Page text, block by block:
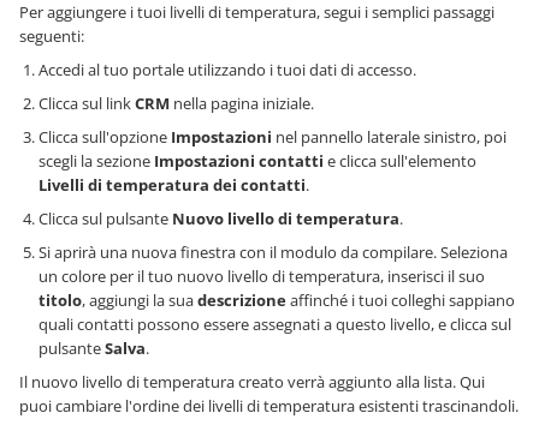
Per aggiungere i tuoi livelli di temperatura, segui i semplici passaggi
seguenti:
Accedi al tuo portale utilizzando i tuoi dati di accesso.
Clicca sul linkCRM nella pagina iniziale.
Clicca sull'opzione Impostazioni nel pannello laterale sinistro, poi
scegli la sezione Impostazioni contatti e clicca sull'elemento
Livelli di temperatura dei contatti.
Clicca sul pulsante Nuovo livello di temperatura.
Si aprirà una nuova finestra con il modulo da compilare. Seleziona
un colore per il tuo nuovo livello di temperatura, inserisci il suo
titolo, aggiungi la suadescrizioneaffinché i tuoi colleghi sappiano
quali contatti possono essere assegnati a questo livello, e clicca sul
pulsanteSalva.
Il nuovo livello di temperatura creato verrà aggiunto alla lista. Qui
puoi cambiare l'ordine dei livelli di temperatura esistenti trascinandoli.